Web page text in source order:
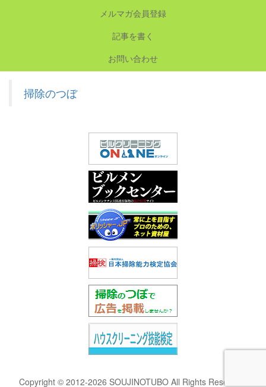
メルマガ会員登録
記事を書く
お問い合わせ
掃除のつぼ
Copyright © 2012-2026 SOUJINOTUBO All Rights Reserved.